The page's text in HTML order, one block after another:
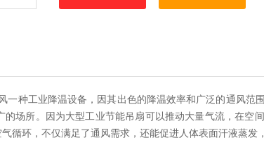
一种工业降温设备，因其出色的降温效率和广泛的通风范
场所。因为大型工业节能吊扇可以推动大量气流，在空
循环，不仅满足了通风需求，还能促进人体表面汗液蒸发